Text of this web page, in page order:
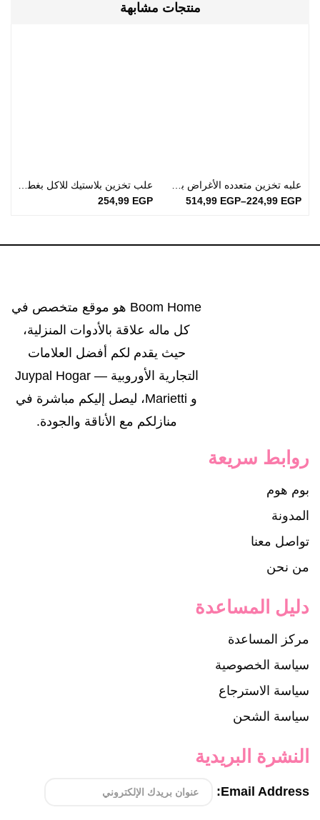
منتجات مشابهة
علبه تخزين متعدده الأغراض بلاستيك كبيرة بغطاء محكم الغلق
224,99 EGP
–
514,99 EGP
علب تخزين بلاستيك للاكل بغطاء شفاف | طقم من 3 علب
254,99 EGP
Boom Home هو موقع متخصص في
كل ماله علاقة بالأدوات المنزلية،
حيث يقدم لكم أفضل العلامات
التجارية الأوروبية — Juypal Hogar
و Marietti، ليصل إليكم مباشرة في
منازلكم مع الأناقة والجودة.
روابط سريعة
بوم هوم
المدونة
تواصل معنا
من نحن
دليل المساعدة
مركز المساعدة
سياسة الخصوصية
سياسة الاسترجاع
سياسة الشحن
النشرة البريدية
Email Address: